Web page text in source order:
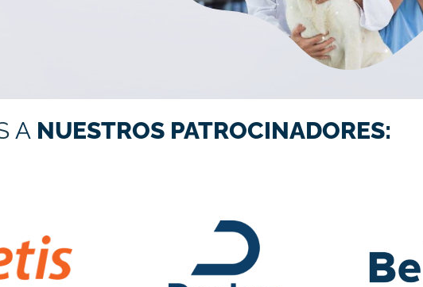
A NUESTROS PATROCINADORES: